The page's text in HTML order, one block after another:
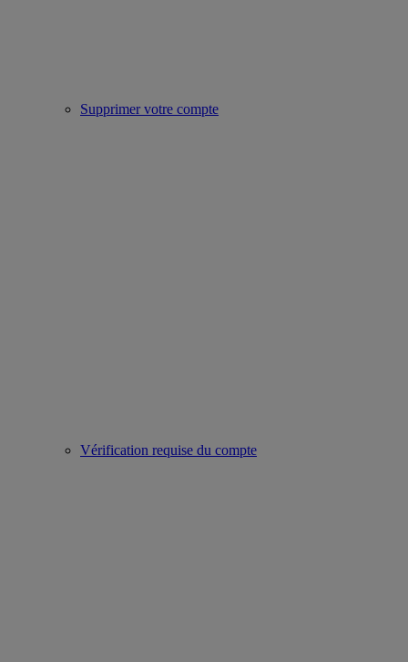
Supprimer votre compte
Vérification requise du compte